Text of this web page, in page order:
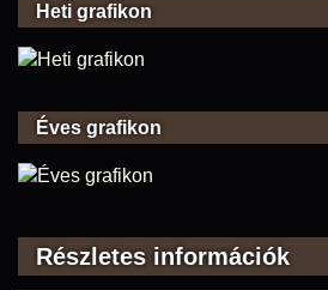
Heti grafikon
Éves grafikon
Részletes információk